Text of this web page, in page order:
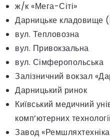
ж/к «Мега-Сіті»
Дарницьке кладовище
вул. Тепловозна
вул. Привокзальна
вул. Сімферопольська
Залізничний вокзал
Дарницький ринок
Київський медичний
комп’ютерних
Завод